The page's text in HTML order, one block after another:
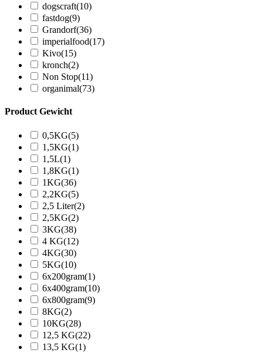
dogscraft(10)
fastdog(9)
Grandorf(36)
imperialfood(17)
Kivo(15)
kronch(2)
Non Stop(11)
organimal(73)
Product Gewicht
0,5KG(5)
1,5KG(1)
1,5L(1)
1,8KG(1)
1KG(36)
2,2KG(5)
2,5 Liter(2)
2,5KG(2)
3KG(38)
4 KG(12)
4KG(30)
5KG(10)
6x200gram(1)
6x400gram(10)
6x800gram(9)
8KG(2)
10KG(28)
12,5 KG(22)
13,5 KG(1)